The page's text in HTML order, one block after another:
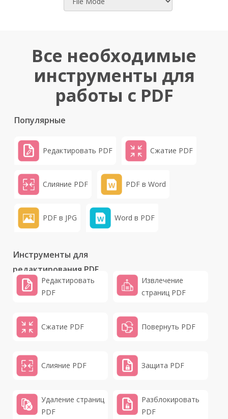
Все необходимые
инструменты для
работы с PDF
Популярные
Редактировать PDF Сжатие PDF
Слияние PDF PDF в Word
PDF в JPG Word в PDF
Инструменты для
редактирования PDF
Редактировать
PDF
Сжатие PDF
Слияние PDF
Удаление страниц
PDF
Извлечение
страниц PDF
Повернуть PDF
Защита PDF
Разблокировать
PDF